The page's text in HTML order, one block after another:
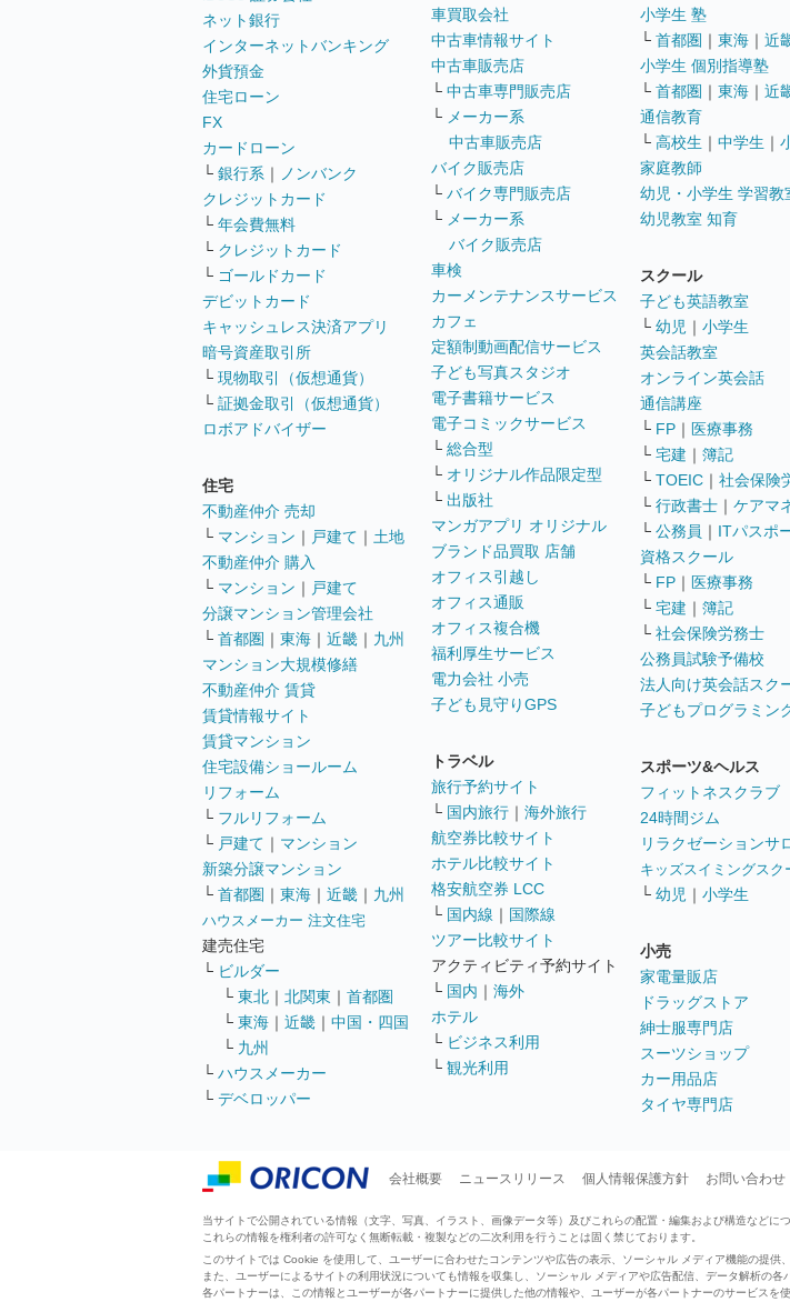
ネット銀行
インターネットバンキング
外貨預金
住宅ローン
FX
カードローン
└ 銀行系 ｜
ノンバンク
クレジットカード
└ 年会費無料
└ クレジットカード
└ ゴールドカード
デビットカード
キャッシュレス決済アプリ
暗号資産取引所
└ 現物取引（仮想通貨）
└ 証拠金取引（仮想通貨）
ロボアドバイザー
住宅
不動産仲介 売却
└ マンション ｜ 戸建て ｜ 土地
不動産仲介 購入
└ マンション ｜ 戸建て
分譲マンション管理会社
└ 首都圏 ｜ 東海 ｜ 近畿 ｜ 九州
マンション大規模修繕
不動産仲介 賃貸
賃貸情報サイト
賃貸マンション
住宅設備ショールーム
リフォーム
└ フルリフォーム
└ 戸建て ｜ マンション
新築分譲マンション
└ 首都圏 ｜ 東海 ｜ 近畿 ｜ 九州
ハウスメーカー 注文住宅
建売住宅
└ ビルダー
└ 東北 ｜ 北関東 ｜ 首都圏
└ 東海 ｜ 近畿 ｜ 中国・四国
└ 九州
└ ハウスメーカー
└ デベロッパー
車買取会社
中古車情報サイト
中古車販売店
└ 中古車専門販売店
└ メーカー系
中古車販売店
バイク販売店
└ バイク専門販売店
└ メーカー系
バイク販売店
車検
カーメンテナンスサービス
カフェ
定額制動画配信サービス
子ども写真スタジオ
電子書籍サービス
電子コミックサービス
└ 総合型
└ オリジナル作品限定型
└ 出版社
マンガアプリ オリジナル
ブランド品買取 店舗
オフィス引越し
オフィス通販
オフィス複合機
福利厚生サービス
電力会社 小売
子ども見守りGPS
トラベル
旅行予約サイト
└ 国内旅行 ｜ 海外旅行
航空券比較サイト
ホテル比較サイト
格安航空券 LCC
└ 国内線 ｜ 国際線
ツアー比較サイト
アクティビティ予約サイト
└ 国内 ｜ 海外
ホテル
└ ビジネス利用
└ 観光利用
小学生 塾
└ 首都圏 ｜ 東海 ｜ 近
小学生 個別指導塾
└ 首都圏 ｜ 東海 ｜ 近
通信教育
└ 高校生 ｜ 中学生 ｜
家庭教師
幼児・小学生 学習教
幼児教室 知育
スクール
子ども英語教室
└ 幼児 ｜ 小学生
英会話教室
オンライン英会話
通信講座
└ FP ｜ 医療事務
└ 宅建 ｜ 簿記
└ TOEIC ｜ 社会保険
└ 行政書士 ｜ ケアマ
└ 公務員 ｜ ITパスポ
資格スクール
└ FP ｜ 医療事務
└ 宅建 ｜ 簿記
└ 社会保険労務士
公務員試験予備校
法人向け英会話スク
子どもプログラミン
スポーツ&ヘルス
フィットネスクラブ
24時間ジム
リラクゼーションサ
キッズスイミングスク
└ 幼児 ｜ 小学生
小売
家電量販店
ドラッグストア
紳士服専門店
スーツショップ
カー用品店
タイヤ専門店
会社概要 ニュースリリース 個人情報保護方針 お問い合わせ
当サイトで公開されている情報（文字、写真、イラスト、画像データ等）及びこれらの配置・編集および構造などに
これらの情報を権利者の許可なく無断転載・複製などの二次利用を行うことは固く禁じております。
このサイトでは Cookie を使用して、ユーザーに合わせたコンテンツや広告の表示、ソーシャル メディア機能の提供
また、ユーザーによるサイトの利用状況についても情報を収集し、ソーシャル メディアや広告配信、データ解析の各
各パートナーは、この情報とユーザーが各パートナーに提供した他の情報や、ユーザーが各パートナーのサービスを